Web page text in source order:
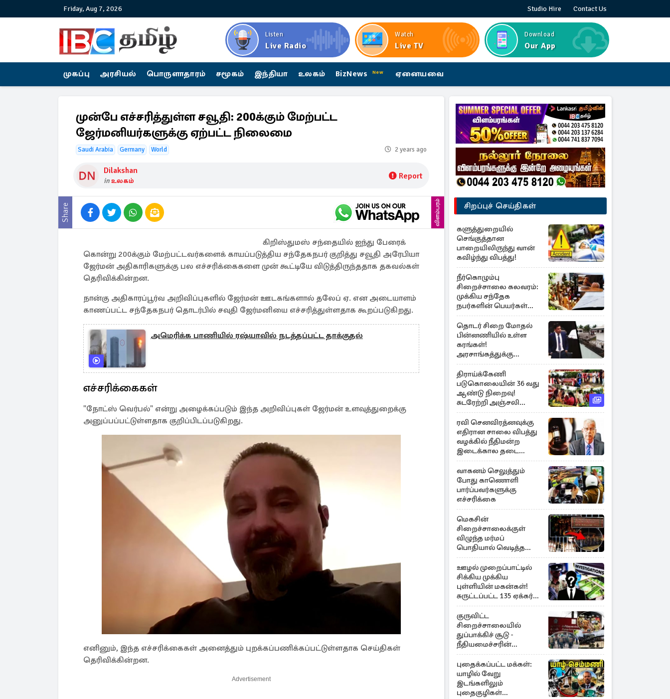
Friday, Aug 7, 2026 Studio Hire Contact Us
Listen
Live Radio
Watch
Live TV
Download
Our App
முகப்பு அரசியல் பொருளாதாரம் சமூகம் இந்தியா உலகம் BizNews New ஏனையவை
முன்பே எச்சரித்துள்ள சவூதி: 200க்கும் மேற்பட்ட
ஜேர்மனியர்களுக்கு ஏற்பட்ட நிலைமை
Saudi Arabia Germany World 2 years ago
Dilakshan
inஉலகம் Report
Share விளம்பரம்
கிறிஸ்துமஸ் சந்தையில் ஐந்து பேரைக்
கொன்று 200க்கும் மேற்பட்டவர்களைக் காயப்படுத்திய சந்தேகநபர் குறித்து சவூதி அரேபியா
ஜேர்மன் அதிகாரிகளுக்கு பல எச்சரிக்கைகளை முன் கூட்டியே விடுத்திருந்ததாக தகவல்கள்
தெரிவிக்கின்றன.
நான்கு அதிகாரப்பூர்வ அறிவிப்புகளில் ஜேர்மன் ஊடகங்களால் தலேப் ஏ. என அடையாளம்
காணப்பட்ட சந்தேகநபர் தொடர்பில் சவுதி ஜேர்மனியை எச்சரித்துள்ளதாக கூறப்படுகிறது.
அமெரிக்க பாணியில் ரஷ்யாவில் நடத்தப்பட்ட தாக்குதல்
எச்சரிக்கைகள்
"நோட்ஸ் வெர்பல்" என்று அழைக்கப்படும் இந்த அறிவிப்புகள் ஜேர்மன் உளவுத்துறைக்கு
அனுப்பப்பட்டுள்ளதாக குறிப்பிடப்படுகிறது.
எனினும், இந்த எச்சரிக்கைகள் அனைத்தும் புறக்கப்பணிக்கப்பட்டுள்ளதாக செய்திகள்
தெரிவிக்கின்றன.
Advertisement
சிறப்புச் செய்திகள்
களுத்துறையில்
செங்குத்தான
பாறையிலிருந்து வான்
கவிழ்ந்து விபத்து!
நீர்கொழும்பு
சிறைச்சாலை கலவரம்:
முக்கிய சந்தேக
நபர்களின் பெயர்கள்
நீதிமன்றில் சமர்ப்பிப்பு!
தொடர் சிறை மோதல்
பின்னணியில் உள்ள
கரங்கள்!
அரசாங்கத்துக்கு
கிடைத்த புலனாய்வு
தகவல்
திராய்க்கேணி
படுகொலையின் 36 வது
ஆண்டு நிறைவு!
சுடரேற்றி அஞ்சலி
செலுத்திய மக்கள்
ரவி செனவிரத்னவுக்கு
எதிரான சாலை விபத்து
வழக்கில் நீதிமன்ற
இடைக்கால தடை
உத்தரவு!
வாகனம் செலுத்தும்
போது காணொளி
பார்ப்பவர்களுக்கு
எச்சரிக்கை
மெகசின்
சிறைச்சாலைக்குள்
விழுந்த மர்மப்
பொதியால் வெடித்த
மோதல் - ஒருவர் பலி :
பலர் காயம்
ஊழல் முறைப்பாட்டில்
சிக்கிய முக்கிய
புள்ளியின் மகன்கள்!
சுருட்டப்பட்ட 135 ஏக்கர்
தேயிலைத் தோட்டம்
குருவிட்ட
சிறைச்சாலையில்
துப்பாக்கிச் சூடு -
நீதியமைச்சரின்
அறிவிப்பு
புதைக்கப்பட்ட மக்கள்:
யாழில் வேறு
இடங்களிலும்
புதைகுழிகள்